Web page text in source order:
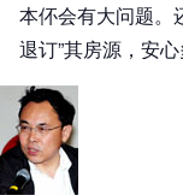
本伓会有大问题。
退订”其房源，安心